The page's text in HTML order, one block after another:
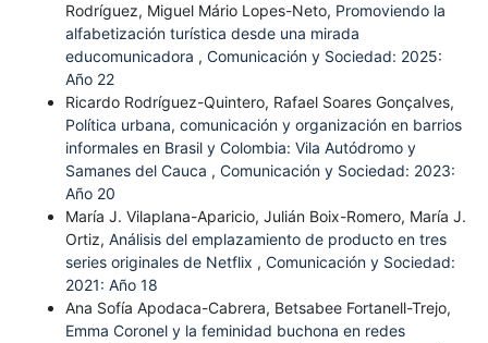
Rodríguez, Miguel Mário Lopes-Neto, Promoviendo la
alfabetización turística desde una mirada
educomunicadora , Comunicación y Sociedad: 2025:
Año 22
Ricardo Rodríguez-Quintero, Rafael Soares Gonçalves,
Política urbana, comunicación y organización en barrios
informales en Brasil y Colombia: Vila Autódromo y
Samanes del Cauca , Comunicación y Sociedad: 2023:
Año 20
María J. Vilaplana-Aparicio, Julián Boix-Romero, María J.
Ortiz, Análisis del emplazamiento de producto en tres
series originales de Netflix , Comunicación y Sociedad:
2021: Año 18
Ana Sofía Apodaca-Cabrera, Betsabee Fortanell-Trejo,
Emma Coronel y la feminidad buchona en redes